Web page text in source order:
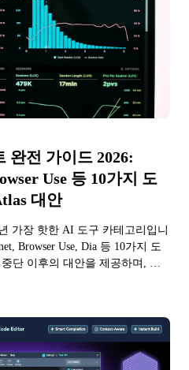
완전 가이드 2026:
Use 등 10가지 도
대안
가장 핫한 AI 도구 카테고리입니
Browser Use, Dia 등 10가지 도
단 이후의 대안을 제공하며, 실